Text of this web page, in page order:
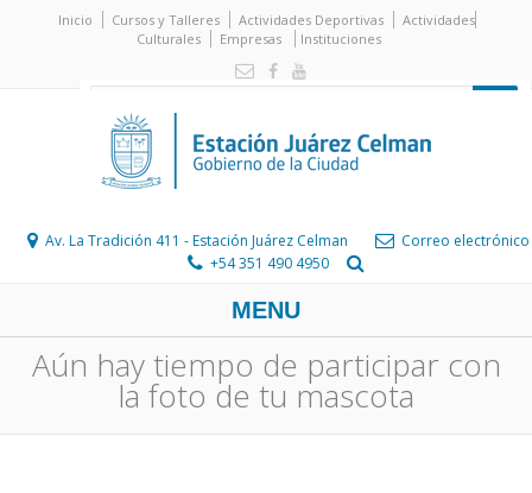
Inicio Cursos y Talleres Actividades Deportivas
Actividades
Culturales
Empresas Instituciones
Av. La Tradición 411 - Estación Juárez Celman
Correo electrónico
+54 351 490 4950
MENU
Aún hay tiempo de participar con
la foto de tu mascota